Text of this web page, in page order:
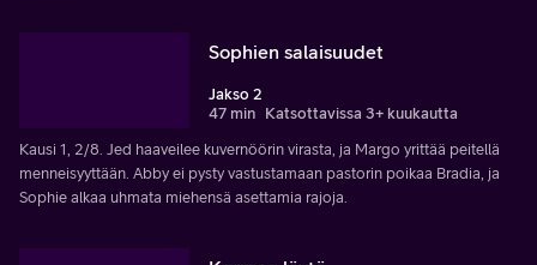
Sophien salaisuudet
Jakso 2
47 min Katsottavissa 3+ kuukautta
Kausi 1, 2/8. Jed haaveilee kuvernöörin virasta, ja Margo yrittää peitellä
menneisyyttään. Abby ei pysty vastustamaan pastorin poikaa Bradia, ja
Sophie alkaa uhmata miehensä asettamia rajoja.